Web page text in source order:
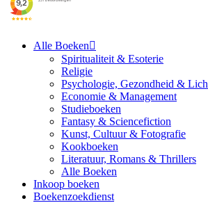
Alle Boeken
Spiritualiteit & Esoterie
Religie
Psychologie, Gezondheid &
Economie & Management
Studieboeken
Fantasy & Sciencefiction
Kunst, Cultuur & Fotografie
Kookboeken
Literatuur, Romans & Thrillers
Alle Boeken
Inkoop boeken
Boekenzoekdienst